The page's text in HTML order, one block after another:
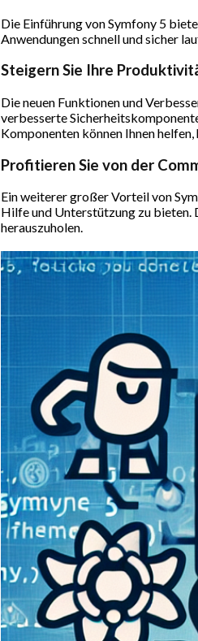
Die Einführung von Symfony 5
Anwendungen schnell und sicher
Steigern Sie Ihre
Die neuen Funktionen und
verbesserte
Komponenten können Ihnen
Profitieren Sie von der
Ein weiterer großer Vorteil von
Hilfe und Unterstützung zu bieten.
herauszuholen.